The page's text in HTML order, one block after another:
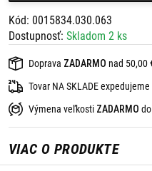
Kód: 0015834.030.063
Dostupnosť: Skladom 2 ks
Doprava ZADARMO nad 50,00
Tovar NA SKLADE
Výmena veľkosti ZADARMO
VIAC O PRODUKTE